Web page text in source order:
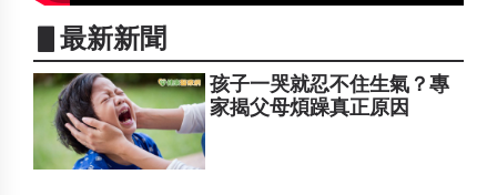
▋最新新聞
孩子一哭就忍不住生氣？專
家揭父母煩躁真正原因